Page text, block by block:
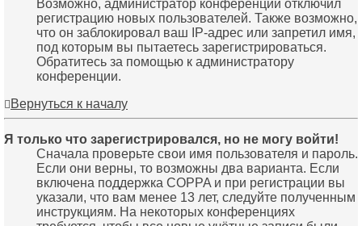
Возможно, администратор конференции отключил
регистрацию новых пользователей. Также возможно,
что он заблокировал ваш IP-адрес или запретил имя,
под которым вы пытаетесь зарегистрироваться.
Обратитесь за помощью к администратору
конференции.
Вернуться к началу
Я только что зарегистрировался, но не могу войти!
Сначала проверьте свои имя пользователя и пароль.
Если они верны, то возможны два варианта. Если
включена поддержка COPPA и при регистрации вы
указали, что вам менее 13 лет, следуйте полученным
инструкциям. На некоторых конференциях